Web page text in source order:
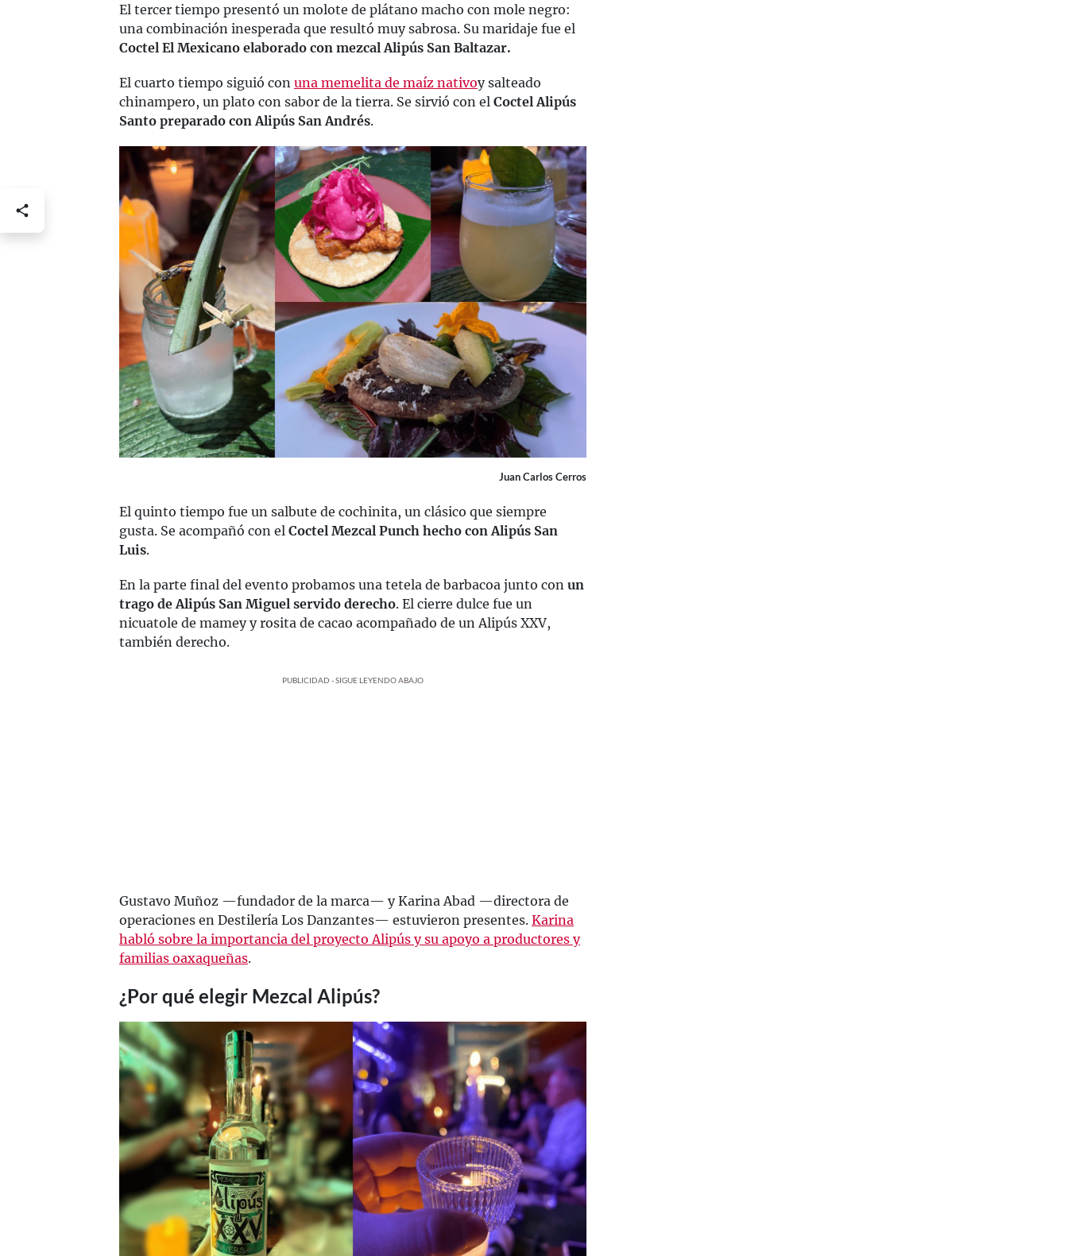
El tercer tiempo presentó un molote de plátano macho con mole negro:
una combinación inesperada que resultó muy sabrosa. Su maridaje fue el
Coctel El Mexicano elaborado con mezcal Alipús San Baltazar.
El cuarto tiempo siguió con una memelita de maíz nativoy salteado
chinampero, un plato con sabor de la tierra. Se sirvió con el Coctel Alipús
Santo preparado con Alipús San Andrés.
Juan Carlos Cerros
El quinto tiempo fue un salbute de cochinita, un clásico que siempre
gusta. Se acompañó con el Coctel Mezcal Punch hecho con Alipús San
Luis.
En la parte final del evento probamos una tetela de barbacoa junto con un
trago de Alipús San Miguel servido derecho. El cierre dulce fue un
nicuatole de mamey y rosita de cacao acompañado de un Alipús XXV,
también derecho.
PUBLICIDAD - SIGUE LEYENDO ABAJO
Gustavo Muñoz —fundador de la marca— y Karina Abad —directora de
operaciones en Destilería Los Danzantes— estuvieron presentes. Karina
habló sobre la importancia del proyecto Alipús y su apoyo a productores y
familias oaxaqueñas.
¿Por qué elegir Mezcal Alipús?